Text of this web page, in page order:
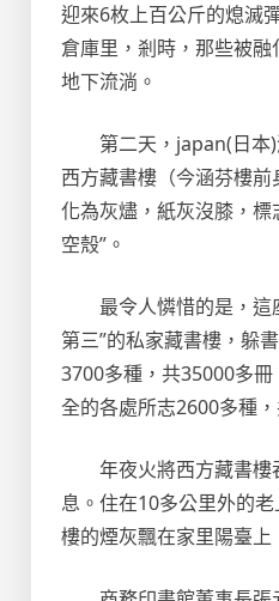
迎來6枚上百公斤的熄滅
倉庫里，剎時，那些被
地下流淌。
第二天，japan(日本
西方藏書樓（今涵芬樓
化為灰燼，紙灰沒膝，標
空殼”。
最令人憐惜的是，這
第三”的私家藏書樓，躲
3700多種，共35000多
全的各處所志2600多種
年夜火將西方藏書
息。住在10多公里外的
樓的煙灰飄在家里陽臺上